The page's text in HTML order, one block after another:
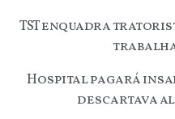
TST enquadra
Hospital pagará
descartava